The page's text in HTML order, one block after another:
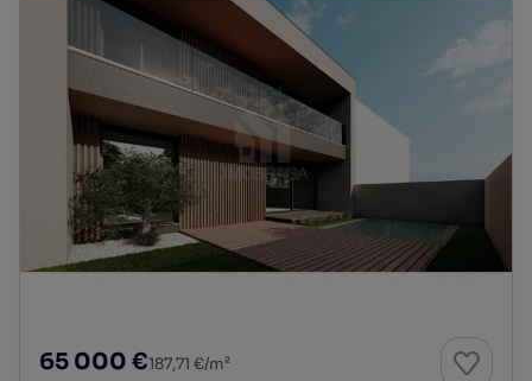
65 000 €187,71 €/m²